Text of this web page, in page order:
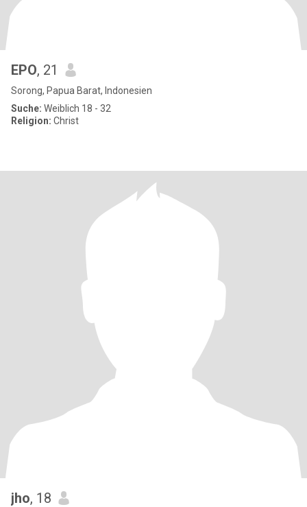
EPO, 21
Sorong, Papua Barat, Indonesien
Suche: Weiblich 18 - 32
Religion: Christ
jho, 18